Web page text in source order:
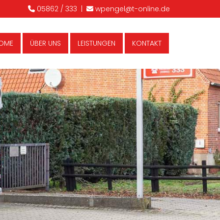
 05862 / 333  wpengel@t-online.de
ÜBER UNS LEISTUNGEN KONTAKT